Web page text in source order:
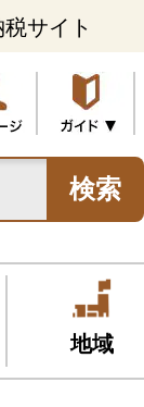
サイト
検索
地域